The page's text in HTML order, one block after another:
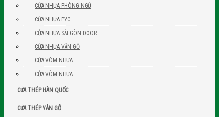
CỬA NHỰA PHÒNG NGỦ
CỬA NHỰA PVC
CỬA NHỰA SÀI GÒN DOOR
CỬA NHỰA VÂN GỖ
CỬA VÒM NHỰA
CỬA VÒM NHỰA
CỬA THÉP HÀN QUỐC
CỬA THÉP VÂN GỖ